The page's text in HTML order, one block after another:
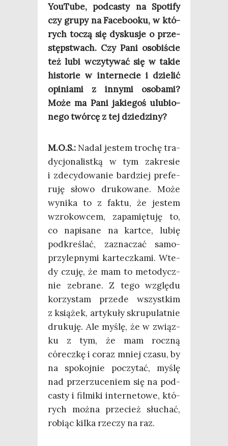
YouTu­be, pod­ca­sty na Spo­ti­fy
czy gru­py na Face­bo­oku, w któ­
rych toczą się dys­ku­sje o prze­
stęp­stwach. Czy Pani oso­bi­ście
też lubi wczy­ty­wać się w takie
histo­rie w inter­ne­cie i dzie­lić
opi­nia­mi z inny­mi oso­ba­mi?
Może ma Pani jakie­goś ulu­bio­
ne­go twór­cę z tej dziedziny?
M.O.S.: Nadal jestem tro­chę tra­
dy­cjo­na­list­ką w tym zakre­sie
i zde­cy­do­wa­nie bar­dziej pre­fe­
ru­ję sło­wo dru­ko­wa­ne. Może
wyni­ka to z fak­tu, że jestem
wzro­kow­cem, zapa­mię­tu­ję to,
co napi­sa­ne na kart­ce, lubię
pod­kre­ślać, zazna­czać samo­
przy­lep­ny­mi kar­tecz­ka­mi. Wte­
dy czu­ję, że mam to meto­dycz­
nie zebra­ne. Z tego wzglę­du
korzy­stam przede wszyst­kim
z ksią­żek, arty­ku­ły skru­pu­lat­nie
dru­ku­ję. Ale myślę, że w związ­
ku z tym, że mam rocz­ną
córecz­kę i coraz mniej cza­su, by
na spo­koj­nie poczy­tać, myślę
nad prze­rzu­ce­niem się na pod­
ca­sty i fil­mi­ki inter­ne­to­we, któ­
rych moż­na prze­cież słu­chać,
robiąc kil­ka rze­czy na raz.